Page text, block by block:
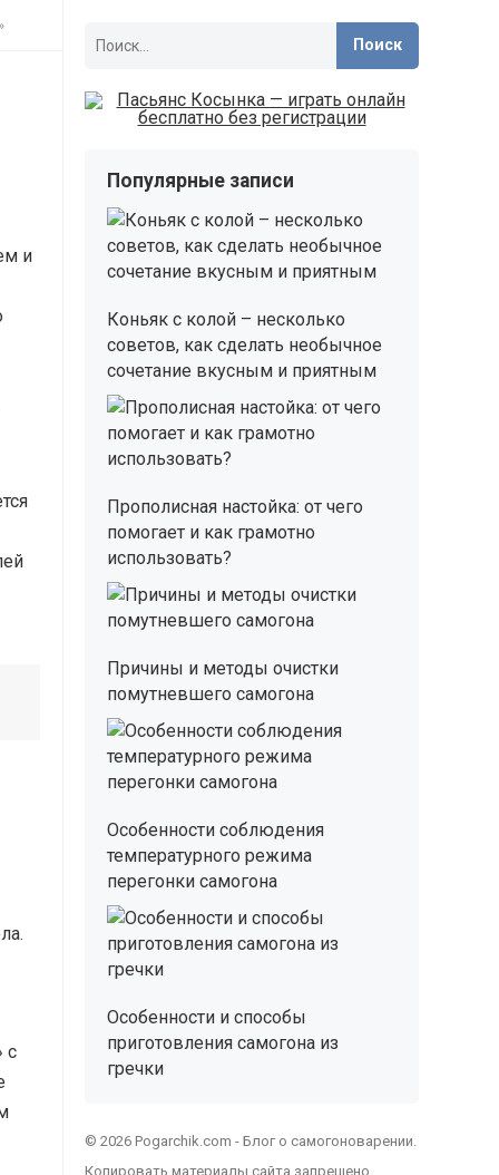
и
с
Популярные записи
Коньяк с колой – несколько
советов, как сделать необычное
сочетание вкусным и приятным
Прополисная настойка: от чего
помогает и как грамотно
использовать?
Причины и методы очистки
помутневшего самогона
Особенности соблюдения
температурного режима
перегонки самогона
Особенности и способы
приготовления самогона из
гречки
© 2026 Pogarchik.com - Блог о самогоноварении.
Копировать материалы сайта запрещено.